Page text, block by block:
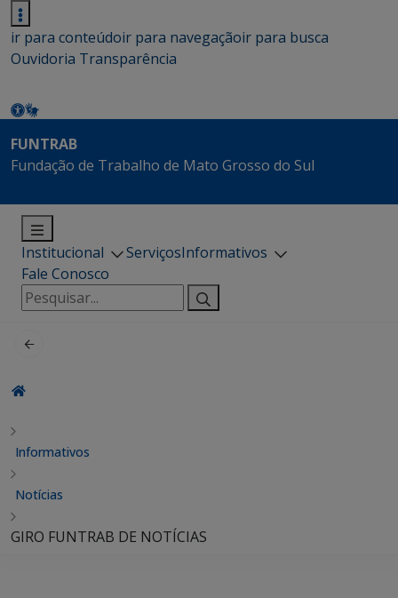
ir para conteúdoir para navegaçãoir para busca
Ouvidoria Transparência
FUNTRAB
Fundação de Trabalho de Mato Grosso do Sul
Institucional ServiçosInformativos
Fale Conosco
Pesquisar
por:
Informativos
Notícias
GIRO FUNTRAB DE NOTÍCIAS